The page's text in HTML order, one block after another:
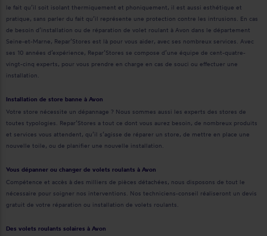
le fait qu’il soit isolant thermiquement et phoniquement, il est aussi esthétique et
pratique, sans parler du fait qu’il représente une protection contre les intrusions. En cas
de besoin d’installation ou de réparation de volet roulant à Avon dans le département
Seine-et-Marne, Repar’Stores est là pour vous aider, avec ses nombreux services. Avec
ses 10 années d’expérience, Repar’Stores se compose d’une équipe de cent-quatre-
vingt-cinq experts, pour vous prendre en charge en cas de souci ou effectuer une
installation.
Installation de store banne à Avon
Votre store nécessite un dépannage ? Nous sommes aussi les experts des stores de
toutes typologies. Repar’Stores a tout ce dont vous aurez besoin, de nombreux produits
et services vous attendent, qu’il s’agisse de réparer un store, de mettre en place une
nouvelle toile, ou de planifier une nouvelle installation.
Vous dépanner ou changer de volets roulants à Avon
Compétence et accès à des milliers de pièces détachées, nous disposons de tout le
nécessaire pour soigner nos interventions. Nos techniciens-conseil réaliseront un devis
gratuit de votre réparation ou installation de volets roulants.
Des volets roulants solaires à Avon